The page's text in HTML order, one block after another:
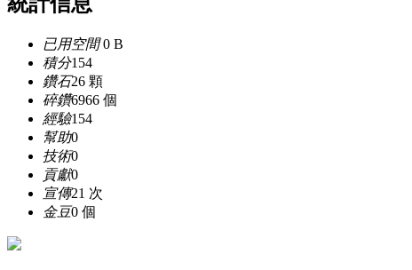
已用空間0 B
積分154
鑽石26 顆
碎鑽6966 個
經驗154
幫助0
技術0
貢獻0
宣傳21 次
金豆0 個